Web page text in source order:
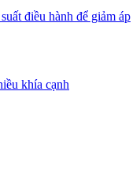
điều hành để giảm áp
khía cạnh